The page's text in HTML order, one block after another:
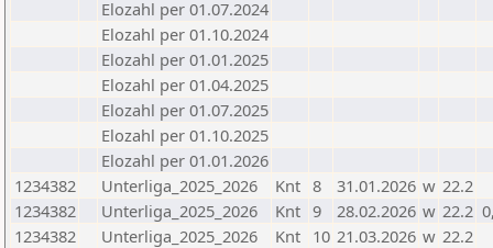
Elozahl per 01.07.2024
Elozahl per 01.10.2024
Elozahl per 01.01.2025
Elozahl per 01.04.2025
Elozahl per 01.07.2025
Elozahl per 01.10.2025
Elozahl per 01.01.2026
1234382
Unterliga_2025_2026 Knt 8 31.01.2026 w 22.2
1234382
Unterliga_2025_2026 Knt 9 28.02.2026 w 22.2
1234382
Unterliga_2025_2026 Knt 10 21.03.2026 w 22.2